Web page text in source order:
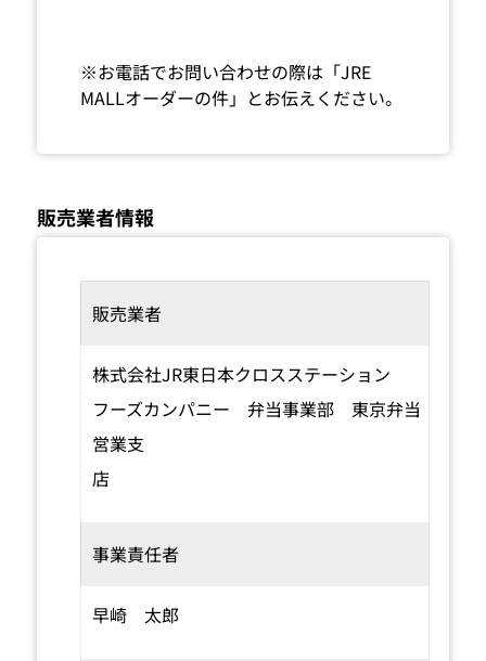
※お電話でお問い合わせの際は「JRE
MALLオーダーの件」とお伝えください。
販売業者情報
販売業者
株式会社JR東日本クロスステーション
フーズカンパニー 弁当事業部 東京弁当
営業支
店
事業責任者
早崎 太郎